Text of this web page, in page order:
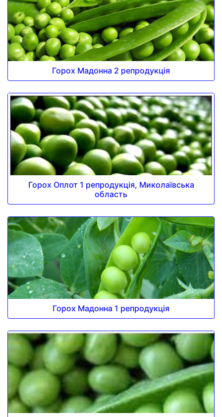
Горох Мадонна 2 репродукція
Горох Оплот 1 репродукція, Миколаївська
область
Горох Мадонна 1 репродукція